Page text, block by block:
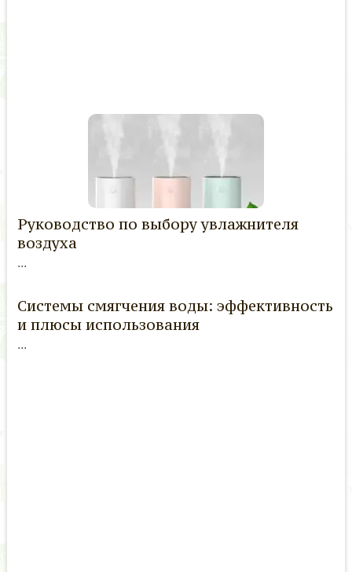
Руководство по выбору увлажнителя
воздуха
...
Системы смягчения воды: эффективность
и плюсы использования
...